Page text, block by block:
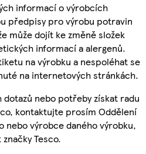
informací o výrobcích
předpisy pro výrobu potravin
může dojít ke změně složek
informací a alergenů.
na výrobku a nespoléhat se
na internetových stránkách.
nebo potřeby získat radu
kontaktujte prosím Oddělení
nebo výrobce daného výrobku,
Tesco.